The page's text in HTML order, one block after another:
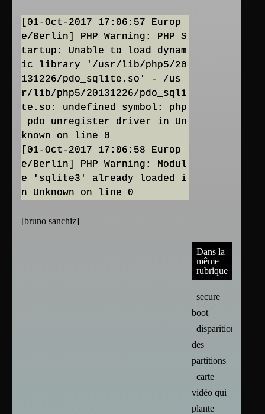
[01-Oct-2017 17:06:57 Europ
e/Berlin] PHP Warning: PHP S
tartup: Unable to load dynam
ic library '/usr/lib/php5/20
131226/pdo_sqlite.so' - /us
r/lib/php5/20131226/pdo_sqli
te.so: undefined symbol: php
_pdo_unregister_driver in Un
known on line 0
[01-Oct-2017 17:06:58 Europ
e/Berlin] PHP Warning: Modul
e 'sqlite3' already loaded i
n Unknown on line 0
[bruno sanchiz]
Dans la
même
rubrique
secure
boot
disparition
des
partitions
carte
vidéo qui
plante